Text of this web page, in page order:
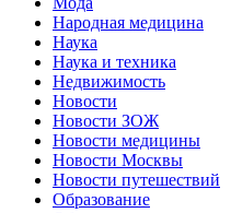
Народная медицина
Наука
Наука и техника
Недвижимость
Новости
Новости ЗОЖ
Новости медицины
Новости Москвы
Новости путешествий
Образование